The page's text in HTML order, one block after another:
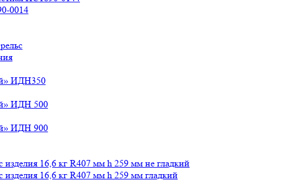
0014
ИДН350
ИДН 500
ИДН 900
16,6 кг R407 мм h 259 мм не гладкий
16,6 кг R407 мм h 259 мм гладкий